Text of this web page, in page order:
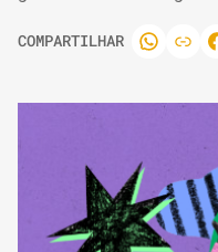
COMPARTILHAR